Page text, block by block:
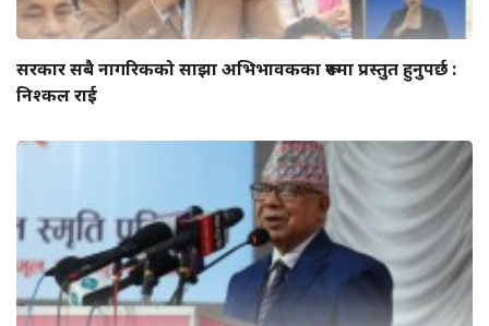
सरकार सबै नागरिकको साझा अभिभावकका रूपमा प्रस्तुत हुनुपर्छ :
निश्कल राई